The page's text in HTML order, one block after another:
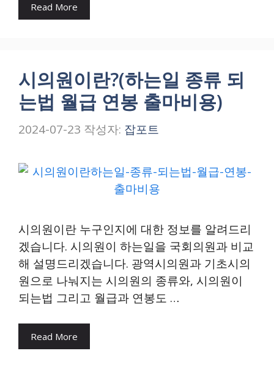
Read More
시의원이란?(하는일 종류 되
는법 월급 연봉 출마비용)
2024-07-23 작성자: 잡포트
시의원이란 누구인지에 대한 정보를 알려드리
겠습니다. 시의원이 하는일을 국회의원과 비교
해 설명드리겠습니다. 광역시의원과 기초시의
원으로 나눠지는 시의원의 종류와, 시의원이
되는법 그리고 월급과 연봉도 …
Read More